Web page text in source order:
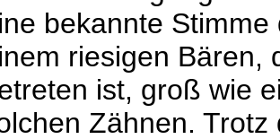
bekannte
riesigen Bären,
ist, groß wie
Zähnen.